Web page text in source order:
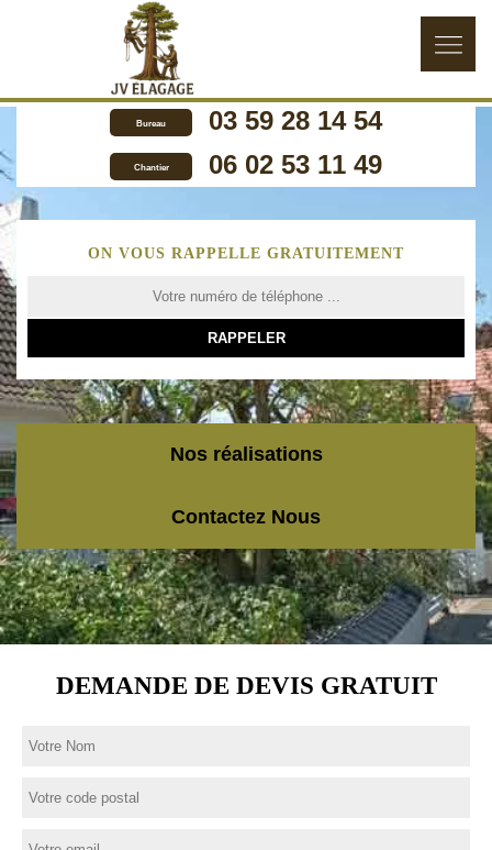
Bureau 03 59 28 14 54
Chantier 06 02 53 11 49
ON VOUS RAPPELLE GRATUITEMENT
Nos réalisations
Contactez Nous
DEMANDE DE DEVIS GRATUIT